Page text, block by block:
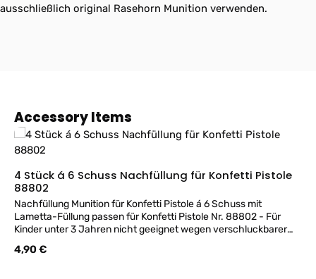
ausschließlich original Rasehorn Munition verwenden.
Produktgalerie überspringen
Accessory Items
4 Stück á 6 Schuss Nachfüllung für Konfetti Pistole
88802
Nachfüllung Munition für Konfetti Pistole á 6 Schuss mit
Lametta-Füllung passen für Konfetti Pistole Nr. 88802 - Für
Kinder unter 3 Jahren nicht geeignet wegen verschluckbarer
Regulärer Preis:
4,90 €